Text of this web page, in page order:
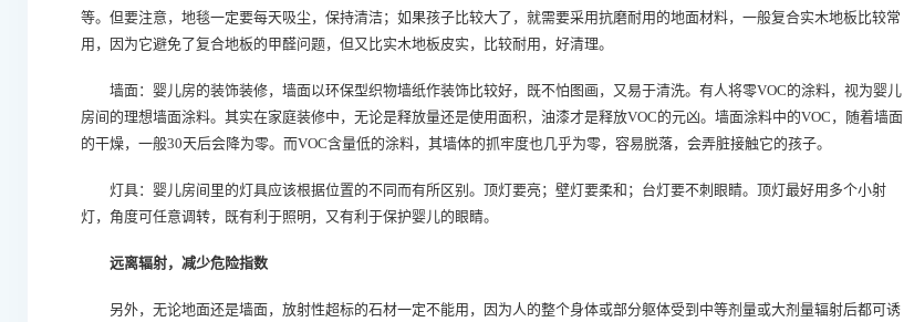
等。但要注意，地毯一定要每天吸尘，保持清洁；如果孩子比较大了，就需要采用抗磨耐用的地面材料，一般复合实木地板比较常
用，因为它避免了复合地板的甲醛问题，但又比实木地板皮实，比较耐用，好清理。
墙面：婴儿房的装饰装修，墙面以环保型织物墙纸作装饰比较好，既不怕图画，又易于清洗。有人将零VOC的涂料，视为婴儿
房间的理想墙面涂料。其实在家庭装修中，无论是释放量还是使用面积，油漆才是释放VOC的元凶。墙面涂料中的VOC，随着墙面
的干燥，一般30天后会降为零。而VOC含量低的涂料，其墙体的抓牢度也几乎为零，容易脱落，会弄脏接触它的孩子。
灯具：婴儿房间里的灯具应该根据位置的不同而有所区别。顶灯要亮；壁灯要柔和；台灯要不刺眼睛。顶灯最好用多个小射
灯，角度可任意调转，既有利于照明，又有利于保护婴儿的眼睛。
远离辐射，减少危险指数
另外，无论地面还是墙面，放射性超标的石材一定不能用，因为人的整个身体或部分躯体受到中等剂量或大剂量辐射后都可诱